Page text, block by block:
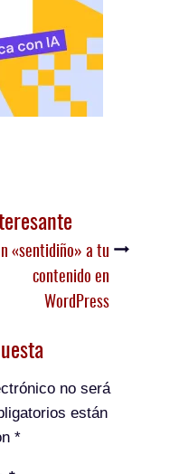
«sentidiño» a tu
contenido en
WordPress
no será
están
*